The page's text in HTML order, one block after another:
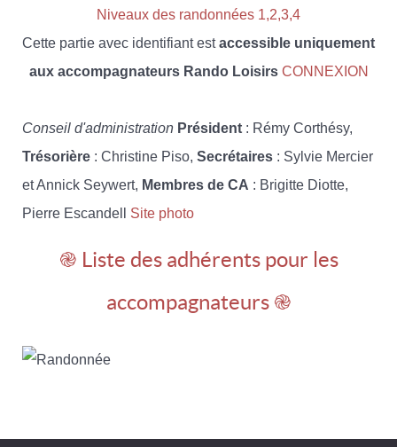
Niveaux des randonnées 1,2,3,4
Cette partie avec identifiant estaccessible uniquement
aux accompagnateurs Rando Loisirs CONNEXION
Conseil d'administration Président : Rémy Corthésy,
Trésorière : Christine Piso, Secrétaires : Sylvie Mercier
et Annick Seywert, Membres de CA : Brigitte Diotte,
Pierre Escandell Site photo
֎ Liste des adhérents pour les
accompagnateurs ֎